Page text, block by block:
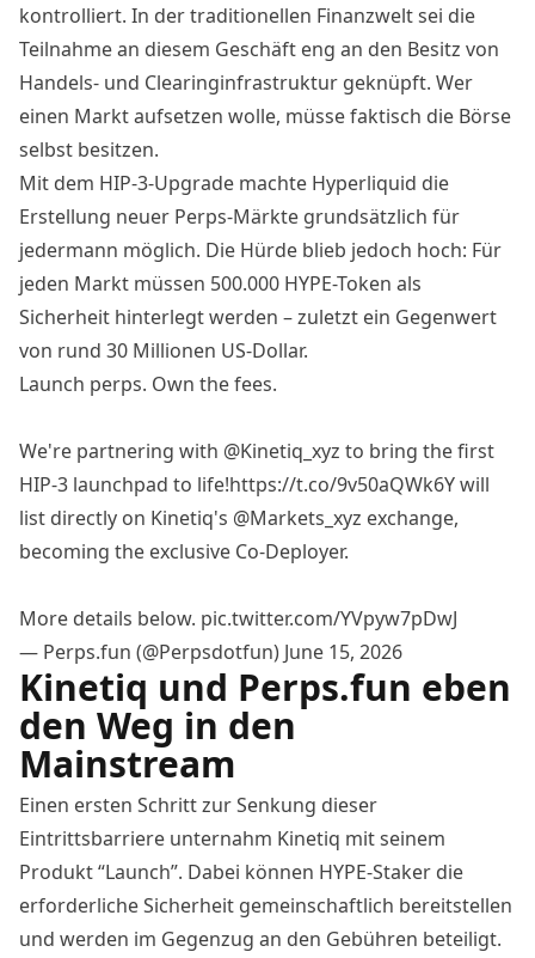
kontrolliert. In der traditionellen Finanzwelt sei die
Teilnahme an diesem Geschäft eng an den Besitz von
Handels- und Clearinginfrastruktur geknüpft. Wer
einen Markt aufsetzen wolle, müsse faktisch die Börse
selbst besitzen.
Mit dem HIP-3-Upgrade machte Hyperliquid die
Erstellung neuer Perps-Märkte grundsätzlich für
jedermann möglich. Die Hürde blieb jedoch hoch: Für
jeden Markt müssen 500.000 HYPE-Token als
Sicherheit hinterlegt werden – zuletzt ein Gegenwert
von rund 30 Millionen US-Dollar.
Launch perps. Own the fees.
We're partnering with @Kinetiq_xyz to bring the first
HIP-3 launchpad to life!https://t.co/9v50aQWk6Ywill
list directly on Kinetiq's @Markets_xyz exchange,
becoming the exclusive Co-Deployer.
More details below. pic.twitter.com/YVpyw7pDwJ
— Perps.fun (@Perpsdotfun) June 15, 2026
Kinetiq und Perps.fun eben
den Weg in den
Mainstream
Einen ersten Schritt zur Senkung dieser
Eintrittsbarriere unternahm Kinetiq mit seinem
Produkt “Launch”. Dabei können HYPE-Staker die
erforderliche Sicherheit gemeinschaftlich bereitstellen
und werden im Gegenzug an den Gebühren beteiligt.